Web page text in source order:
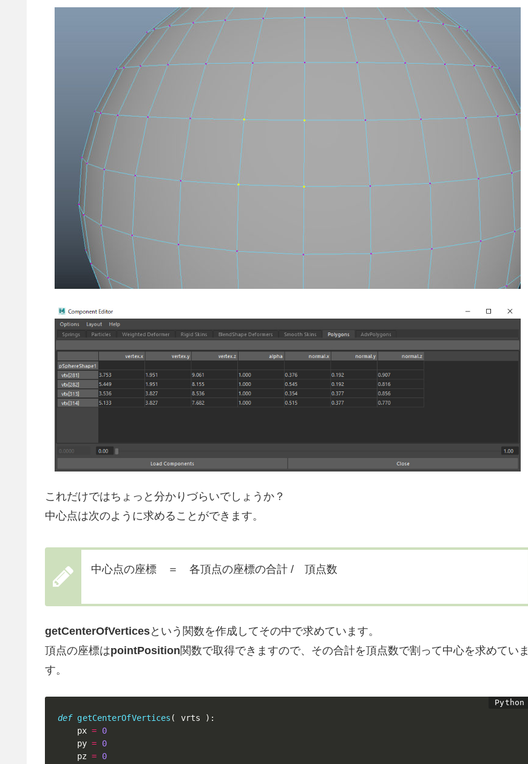
これだけではちょっと分かりづらいでしょうか？
中心点は次のように求めることができます。
中心点の座標 ＝ 各頂点の座標の合計 / 頂点数
getCenterOfVerticesという関数を作成してその中で求めています。
頂点の座標はpointPosition関数で取得できますので、その合計を頂点数で割って中心を求めていま
す。
def getCenterOfVertices ( vrts ) :
	px
=
0
	py
=
0
	pz
= 0